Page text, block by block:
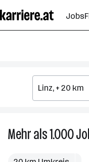
Seiteninhalt
springen
Jobs
Mehr als 1.000